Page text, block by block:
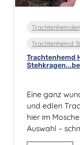
Trachtenhemden
Trachtenhemd
Trachtenhemd
Eine ganz
und edlen
hier im
Auswahl –